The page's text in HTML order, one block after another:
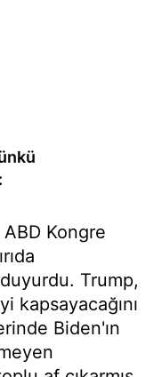
Kongre
Trump,
kapsayacağını
Biden'ın